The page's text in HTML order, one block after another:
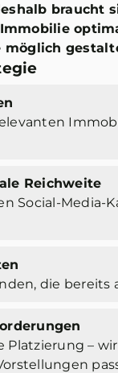
braucht
möglich
Reichweite
Social-Media-
die
–